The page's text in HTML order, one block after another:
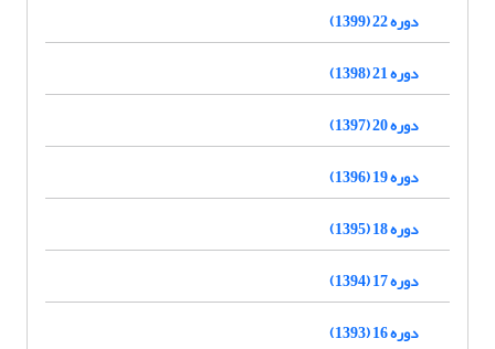
دوره 22 (1399)
دوره 21 (1398)
دوره 20 (1397)
دوره 19 (1396)
دوره 18 (1395)
دوره 17 (1394)
دوره 16 (1393)